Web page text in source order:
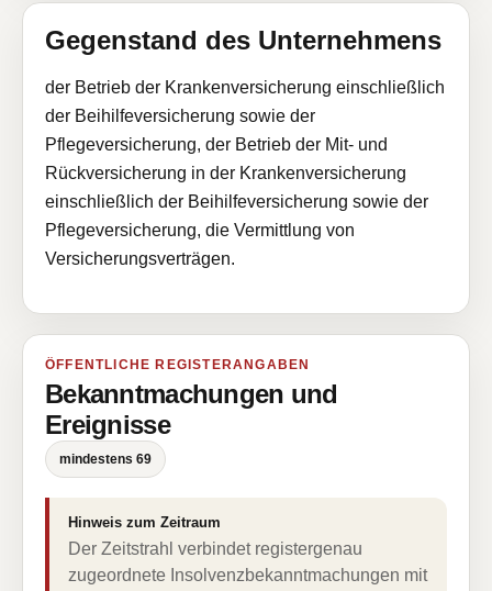
Gegenstand des Unternehmens
der Betrieb der Krankenversicherung einschließlich
der Beihilfeversicherung sowie der
Pflegeversicherung, der Betrieb der Mit- und
Rückversicherung in der Krankenversicherung
einschließlich der Beihilfeversicherung sowie der
Pflegeversicherung, die Vermittlung von
Versicherungsverträgen.
ÖFFENTLICHE REGISTERANGABEN
Bekanntmachungen und
Ereignisse
mindestens 69
Hinweis zum Zeitraum
Der Zeitstrahl verbindet registergenau
zugeordnete Insolvenzbekanntmachungen mit